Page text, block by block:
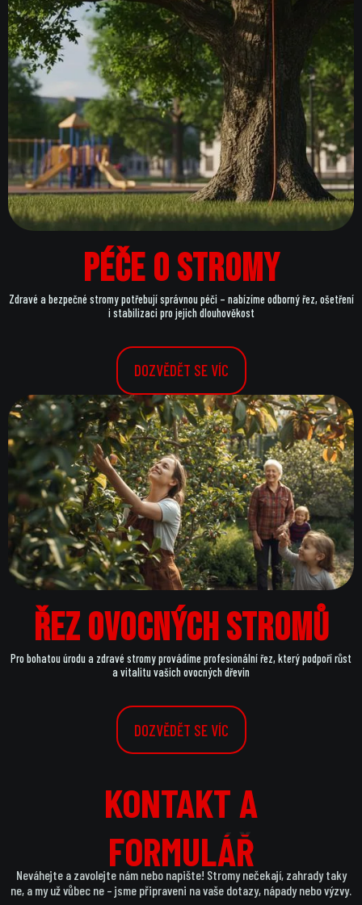
Péče o stromy
Zdravé a bezpečné stromy potřebují správnou péči – nabízíme odborný řez, ošetření
i stabilizaci pro jejich dlouhověkost
DOZVĚDĚT SE VÍC
Řez ovocných stromů
Pro bohatou úrodu a zdravé stromy provádíme profesionální řez, který podpoří růst
a vitalitu vašich ovocných dřevin
DOZVĚDĚT SE VÍC
KONTAKT A
KONTAKT A
FORMULÁŘ
FORMULÁŘ
Neváhejte a zavolejte nám nebo napište! Stromy nečekají, zahrady taky
ne, a my už vůbec ne – jsme připraveni na vaše dotazy, nápady nebo výzvy.